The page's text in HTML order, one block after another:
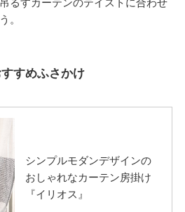
。
すめふさかけ
シンプルモダンデザインの
おしゃれなカーテン房掛け
『イリオス』